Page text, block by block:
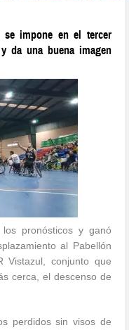
impone en el tercer
da una buena imagen
los pronósticos y ganó
al Pabellón
Vistazul, conjunto que
cerca, el descenso de
perdidos sin visos de